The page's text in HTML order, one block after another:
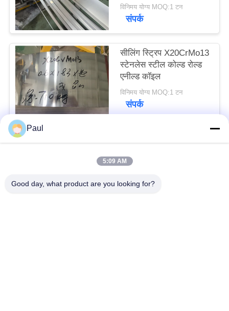
विनिमय योग्य MOQ:1 टन
संपर्क
सीलिंग स्ट्रिप X20CrMo13
स्टेनलेस स्टील कोल्ड रोल्ड
एनील्ड कॉइल
विनिमय योग्य MOQ:1 टन
संपर्क
लोकप्रिय श्रेणियां
मार्टेंसिटिक स्टेनलेस स्टील
वर्षा स्टेनलेस स्टील
Paul
5:09 AM
Good day, what product are you looking for?